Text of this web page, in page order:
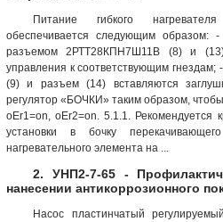
Питание гибкого
обеспечивается следующим образом:
разъемом 2РТТ28КПН7Ш11В (8) и (13)
управления к соответствующим гнездам;
(9) и разъем (14) вставляются
регулятор «БОЧКИ» таким образом,
oEr1=on, oEr2=on. 5.1.1. Рекомендуется
установки в бочку
нагревательного элемента на ...
2. УНП2-7-65 -
нанесении антикоррозионного
Насос пластинчатый